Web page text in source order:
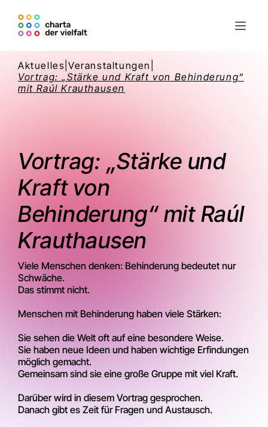
Aktuelles |Veranstaltungen
Vortrag: „Stärke und Kraft von Behinderung“
mit Raúl Krauthausen
Vortrag: „Stärke und
Kraft von
Behinderung“ mit Raúl
Krauthausen
Viele Menschen denken: Behinderung bedeutet nur
Schwäche.
Das stimmt nicht.
Menschen mit Behinderung haben viele Stärken:
Sie sehen die Welt oft auf eine besondere Weise.
Sie haben neue Ideen und haben wichtige Erfindungen
möglich gemacht.
Gemeinsam sind sie eine große Gruppe mit viel Kraft.
Darüber wird in diesem Vortrag gesprochen.
Danach gibt es Zeit für Fragen und Austausch.